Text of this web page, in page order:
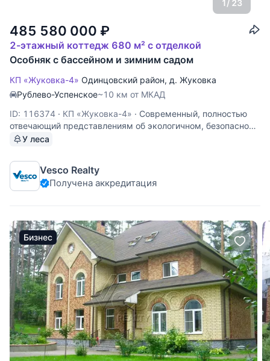
1 / 23
485 580 000 ₽
2-этажный коттедж 680 м² с отделкой
Особняк с бассейном и зимним садом
КП «Жуковка-4» Одинцовский район, д. Жуковка
Рублево-Успенское~10 км от МКАД
ID: 116374 · КП «Жуковка-4» · Современный, полностью
отвечающий представлениям об экологичном, безопасном
жилье, особняк. В реализации этого двухэтажного проекта
самым строгим стандартам, материалы. Дом отличается
высотой
У леса
Vesco Realty
Получена аккредитация
Бизнес